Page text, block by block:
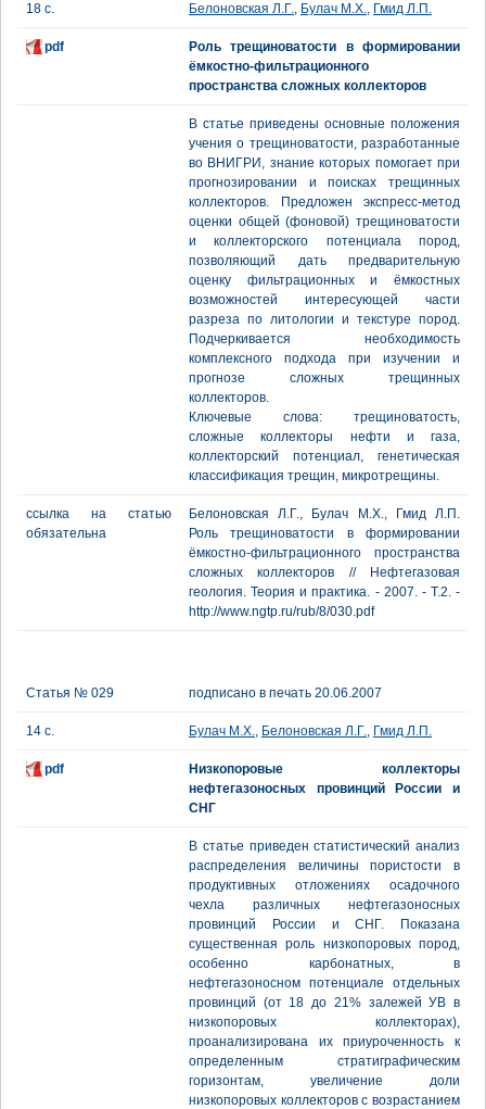
18 с. Белоновская Л.Г., Булач М.Х., Гмид Л.П.
pdf
Роль трещиноватости в формировании
ёмкостно-фильтрационного
пространства сложных коллекторов
В статье приведены основные положения
учения о трещиноватости, разработанные
во ВНИГРИ, знание которых помогает при
прогнозировании и поисках трещинных
коллекторов. Предложен экспресс-метод
оценки общей (фоновой) трещиноватости
и коллекторского потенциала пород,
позволяющий дать предварительную
оценку фильтрационных и ёмкостных
возможностей интересующей части
разреза по литологии и текстуре пород.
Подчеркивается необходимость
комплексного подхода при изучении и
прогнозе сложных трещинных
коллекторов.
Ключевые слова: трещиноватость,
сложные коллекторы нефти и газа,
коллекторский потенциал, генетическая
классификация трещин, микротрещины.
ссылка на статью
обязательна
Белоновская Л.Г., Булач М.Х., Гмид Л.П.
Роль трещиноватости в формировании
ёмкостно-фильтрационного пространства
сложных коллекторов // Нефтегазовая
геология. Теория и практика. - 2007. - Т.2. -
http://www.ngtp.ru/rub/8/030.pdf
Статья № 029 подписано в печать 20.06.2007
14 с. Булач М.Х., Белоновская Л.Г., Гмид Л.П.
pdf
Низкопоровые коллекторы
нефтегазоносных провинций России и
СНГ
В статье приведен статистический анализ
распределения величины пористости в
продуктивных отложениях осадочного
чехла различных нефтегазоносных
провинций России и СНГ. Показана
существенная роль низкопоровых пород,
особенно карбонатных, в
нефтегазоносном потенциале отдельных
провинций (от 18 до 21% залежей УВ в
низкопоровых коллекторах),
проанализирована их приуроченность к
определенным стратиграфическим
горизонтам, увеличение доли
низкопоровых коллекторов с возрастанием